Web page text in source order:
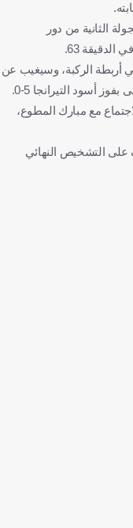
الثانية من دور
63.
أربطة الركبة، وسيغيب عن
أسود التيرانجا 5-0.
مع مبارك المطوع،
التشخيص النهائي